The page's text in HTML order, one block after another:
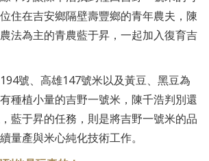
住在吉安鄉隔壁壽豐鄉的青年農夫，陳
法為主的青農藍于昇，一起加入復育吉
號、高雄147號米以及黃豆、黑豆為
種植小量的吉野一號米，陳千浩判別還
藍于昇的任務，則是將吉野一號米的品
量產與米心純化技術工作。